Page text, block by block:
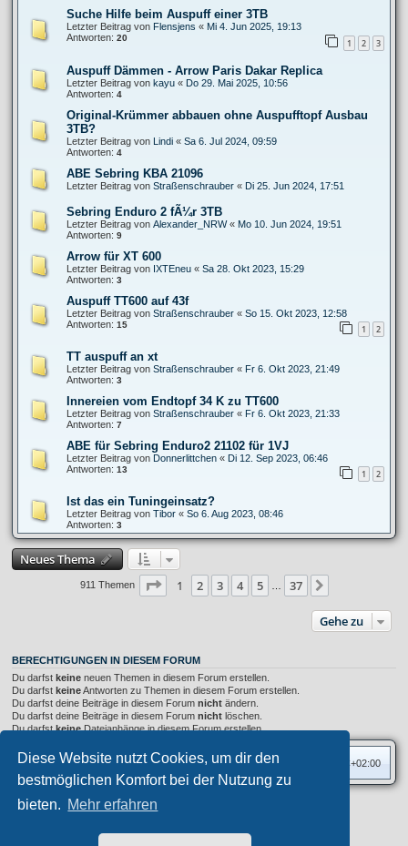
Diese Website nutzt Cookies, um dir den
bestmöglichen Komfort bei der Nutzung zu
bieten. Mehr erfahren
Suche Hilfe beim Auspuff einer 3TB
Letzter Beitrag von Flensjens « Mi 4. Jun 2025, 19:13
Antworten: 20 1 2 3
Auspuff Dämmen - Arrow Paris Dakar Replica
Letzter Beitrag von kayu « Do 29. Mai 2025, 10:56
Antworten: 4
Original-Krümmer abbauen ohne Auspufftopf Ausbau
3TB?
Letzter Beitrag von Lindi « Sa 6. Jul 2024, 09:59
Antworten: 4
ABE Sebring KBA 21096
Letzter Beitrag von Straßenschrauber « Di 25. Jun 2024, 17:51
Sebring Enduro 2 fÃ¼r 3TB
Letzter Beitrag von Alexander_NRW« Mo 10. Jun 2024, 19:51
Antworten: 9
Arrow für XT 600
Letzter Beitrag von IXTEneu « Sa 28. Okt 2023, 15:29
Antworten: 3
Auspuff TT600 auf 43f
Letzter Beitrag von Straßenschrauber « So 15. Okt 2023, 12:58
Antworten: 15 1 2
TT auspuff an xt
Letzter Beitrag von Straßenschrauber « Fr 6. Okt 2023, 21:49
Antworten: 3
Innereien vom Endtopf 34 K zu TT600
Letzter Beitrag von Straßenschrauber « Fr 6. Okt 2023, 21:33
Antworten: 7
ABE für Sebring Enduro2 21102 für 1VJ
Letzter Beitrag von Donnerlittchen « Di 12. Sep 2023, 06:46
Antworten: 13 1 2
Ist das ein Tuningeinsatz?
Letzter Beitrag von Tibor « So 6. Aug 2023, 08:46
Antworten: 3
Neues Thema
911 Themen Seite 1von 37
1 2 3 4 5 37
Gehe zu
BERECHTIGUNGEN IN DIESEM FORUM
Du darfst keine neuen Themen in diesem Forum erstellen.
Du darfst keineAntworten zu Themen in diesem Forum erstellen.
Du darfst deine Beiträge in diesem Forum nicht ändern.
Du darfst deine Beiträge in diesem Forum nicht löschen.
Du darfstkeineDateianhänge in diesem Forum erstellen.
Foren-Übersicht Alle Zeiten sind UTC+02:00
Privates Forum ©